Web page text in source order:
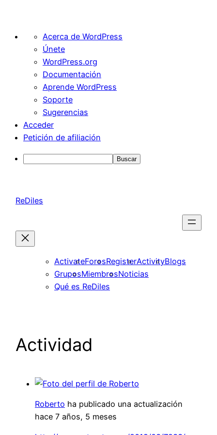
Acerca
WordPress
Acerca de WordPress
Únete
WordPress.org
Documentación
Aprende WordPress
Soporte
Sugerencias
Acceder
Petición de afiliación
Buscar
contenido
ReDiles
ActivateForosRegisterActivityBlogs
GruposMiembrosNoticias
Qué es ReDiles
Actividad
Roberto ha publicado una actualización
hace 7 años, 5 meses